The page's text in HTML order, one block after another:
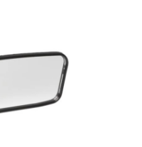
Optionen
können
auf